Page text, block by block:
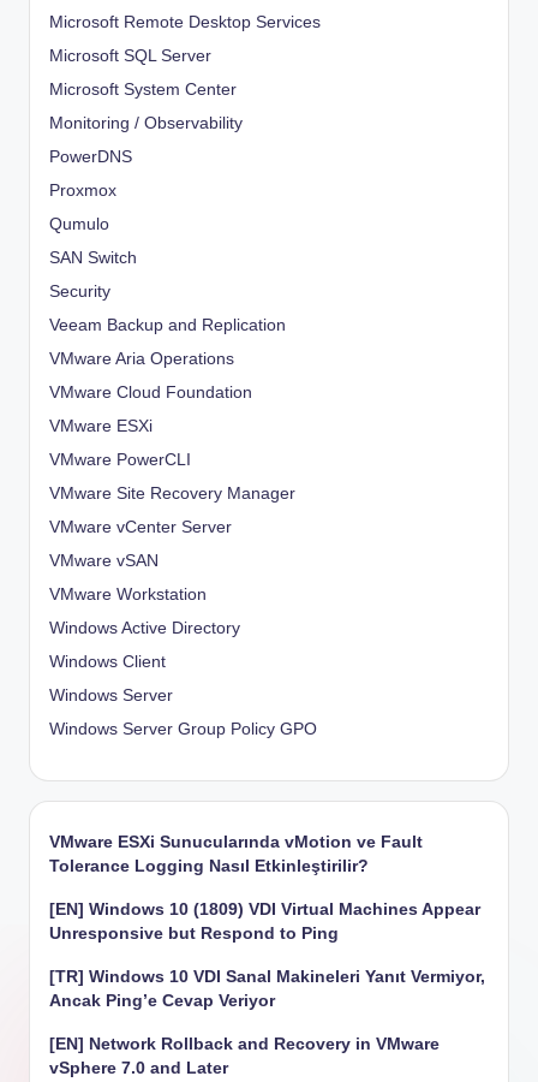
Microsoft Remote Desktop Services
Microsoft SQL Server
Microsoft System Center
Monitoring / Observability
PowerDNS
Proxmox
Qumulo
SAN Switch
Security
Veeam Backup and Replication
VMware Aria Operations
VMware Cloud Foundation
VMware ESXi
VMware PowerCLI
VMware Site Recovery Manager
VMware vCenter Server
VMware vSAN
VMware Workstation
Windows Active Directory
Windows Client
Windows Server
Windows Server Group Policy GPO
VMware ESXi Sunucularında vMotion ve Fault
Tolerance Logging Nasıl Etkinleştirilir?
[EN] Windows 10 (1809) VDI Virtual Machines Appear
Unresponsive but Respond to Ping
[TR] Windows 10 VDI Sanal Makineleri Yanıt Vermiyor,
Ancak Ping’e Cevap Veriyor
[EN] Network Rollback and Recovery in VMware
vSphere 7.0 and Later